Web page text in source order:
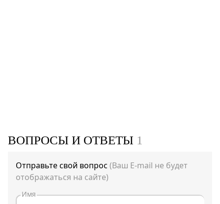
ВОПРОСЫ И ОТВЕТЫ 1
Отправьте свой вопрос (Ваш E-mail не будет
отображаться на сайте)